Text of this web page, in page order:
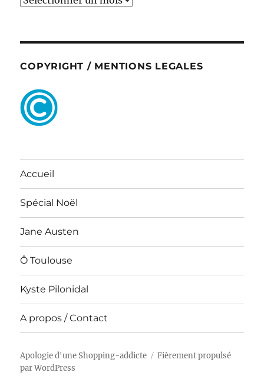
COPYRIGHT / MENTIONS LEGALES
Accueil
Spécial Noël
Jane Austen
Ô Toulouse
Kyste Pilonidal
A propos / Contact
Apologie d'une Shopping-addicte
Fièrement propulsé
par WordPress